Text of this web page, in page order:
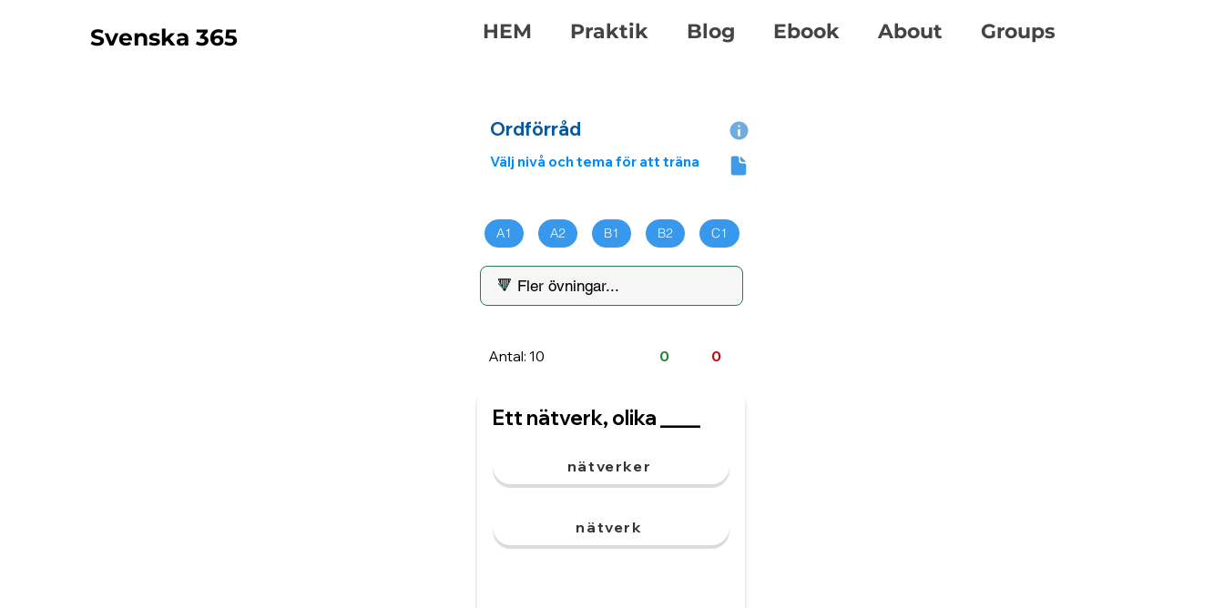
Svenska 365 HEM Praktik Blog Ebook About Groups
Ordförråd
Välj nivå och tema för att träna
A1 A2 B1 B2 C1
Antal: 10 0 0
Ett nätverk, olika ____
nätverker
nätverk